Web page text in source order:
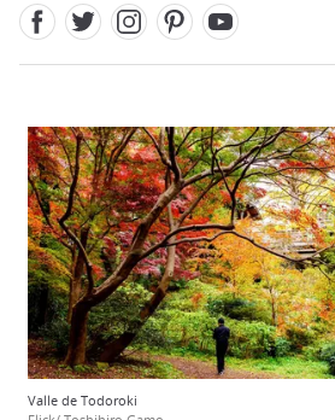
Valle de Todoroki